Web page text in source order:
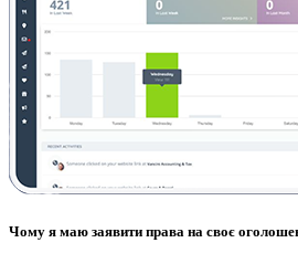
Чому я маю заявити права на своє